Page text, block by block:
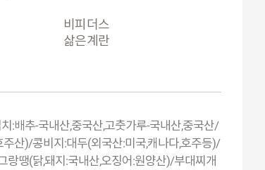
비피더스
삶은계란
:배추-국내산,중국산,고춧가루-국내산,중국산/
산)/콩비지:대두(외국산:미국,캐나다,호주등)/
땡(닭,돼지:국내산,오징어:원양산)/부대찌개